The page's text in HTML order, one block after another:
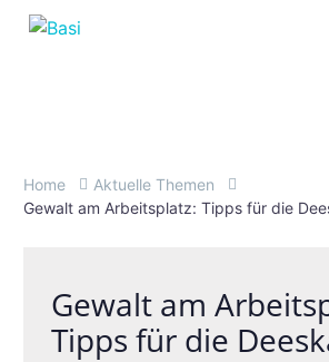
Home
Aktuelle Themen
Gewalt am Arbeitsplatz: Tipps für die
Gewalt am
Tipps für die